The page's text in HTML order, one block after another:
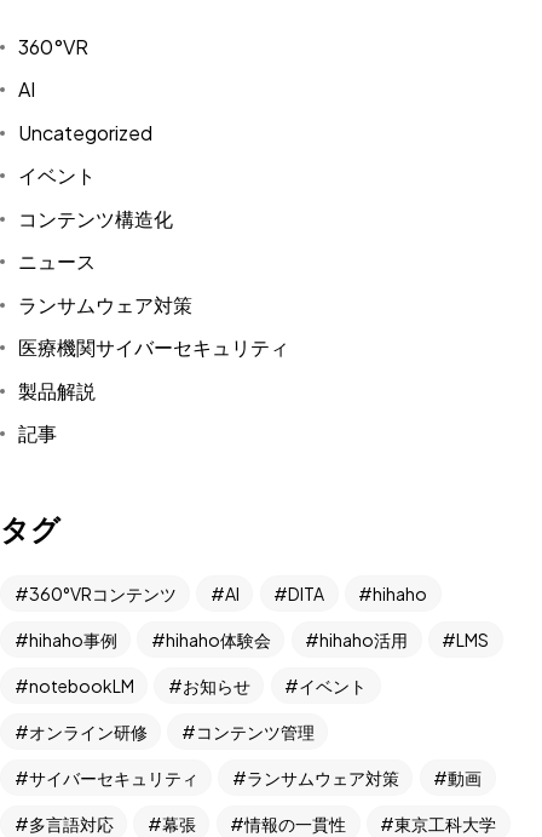
360°VR
AI
Uncategorized
イベント
コンテンツ構造化
ニュース
ランサムウェア対策
医療機関サイバーセキュリティ
製品解説
記事
タグ
360°VRコンテンツ AI DITA hihaho
hihaho事例 hihaho体験会 hihaho活用 LMS
notebookLM お知らせ イベント
オンライン研修 コンテンツ管理
サイバーセキュリティ ランサムウェア対策 動画
多言語対応 幕張 情報の一貫性 東京工科大学
未来と可能性を
一緒に考えよう
Let's Talk